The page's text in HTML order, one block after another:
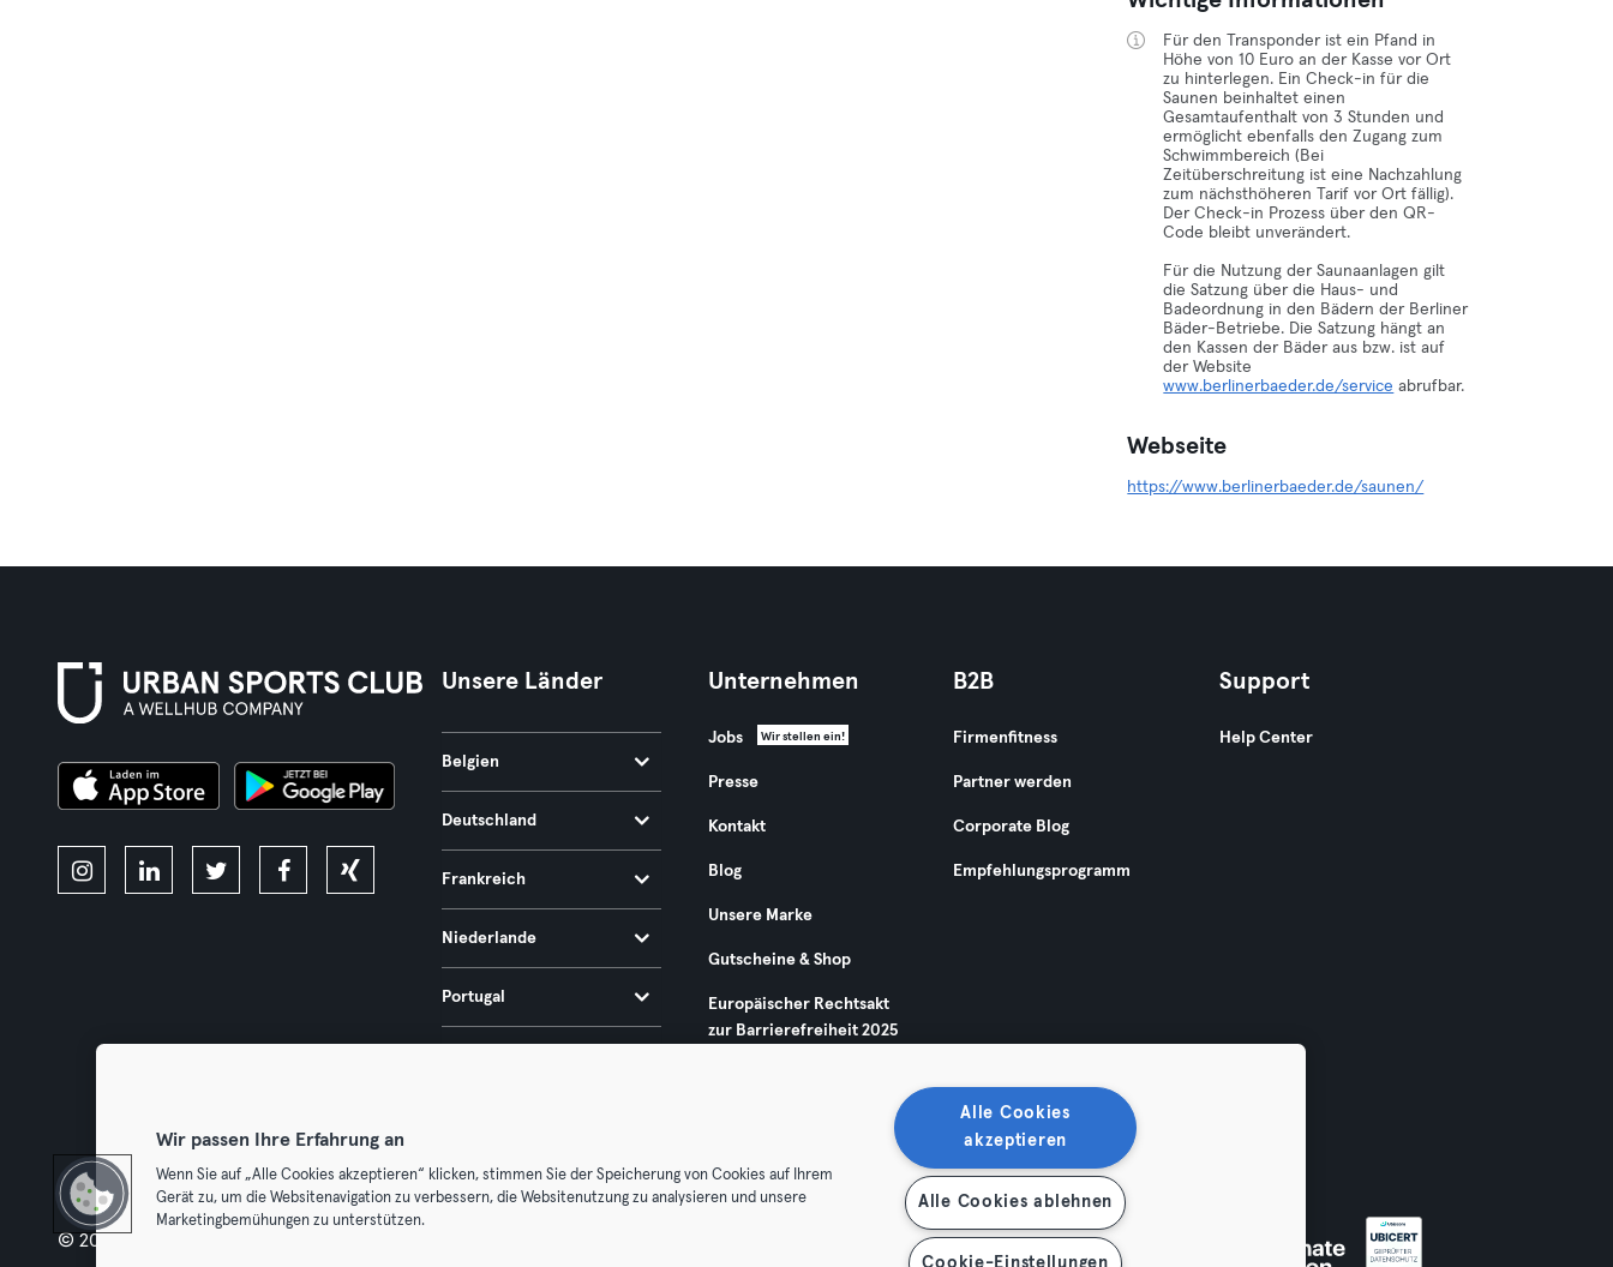
Für den Transponder ist ein Pfand in
Höhe von 10 Euro an der Kasse vor Ort
zu hinterlegen. Ein Check-in für die
Saunen beinhaltet einen
Gesamtaufenthalt von 3 Stunden und
ermöglicht ebenfalls den Zugang zum
Schwimmbereich (Bei
Zeitüberschreitung ist eine Nachzahlung
zum nächsthöheren Tarif vor Ort fällig).
Der Check-in Prozess über den QR-
Code bleibt unverändert.
Für die Nutzung der Saunaanlagen gilt
die Satzung über die Haus- und
Badeordnung in den Bädern der Berliner
Bäder-Betriebe. Die Satzung hängt an
den Kassen der Bäder aus bzw. ist auf
der Website
www.berlinerbaeder.de/service abrufbar.
Webseite
https://www.berlinerbaeder.de/saunen/
Unsere Länder
Belgien
Deutschland
Frankreich
Niederlande
Portugal
Unternehmen
Jobs Wir stellen ein!
Presse
Kontakt
Blog
Unsere Marke
Gutscheine & Shop
Europäischer Rechtsakt
zur Barrierefreiheit 2025
B2B
Firmenfitness
Partner werden
Corporate Blog
Empfehlungsprogramm
Support
Help Center
© 2026 Urban Sports Group GmbH. All rights reserved. Vertrag hier kündigen Hier Verträge widerrufen
Wir passen Ihre Erfahrung an
Wenn Sie auf „Alle Cookies akzeptieren“ klicken, stimmen Sie der Speicherung von Cookies auf Ihrem
Gerät zu, um die Websitenavigation zu verbessern, die Websitenutzung zu analysieren und unsere
Marketingbemühungen zu unterstützen.
Alle Cookies
akzeptieren
Alle Cookies ablehnen
Cookie-Einstellungen